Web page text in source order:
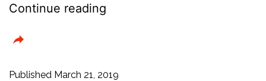
Continue reading
nieuwe
Published March 21, 2019